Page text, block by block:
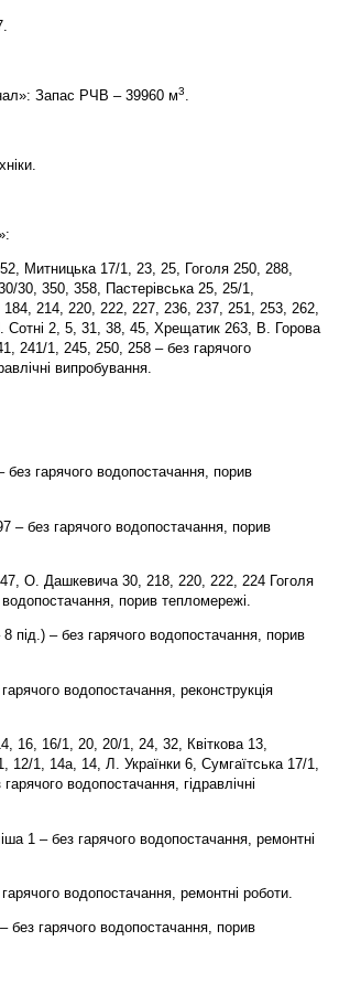
Запас РЧВ – 39960 м3.
Митницька 17/1, 23, 25, Гоголя 250, 288,
30, 350, 358, Пастерівська 25, 25/1,
184, 214, 220, 222, 227, 236, 237, 251, 253, 262,
Сотні 2, 5, 31, 38, 45, Хрещатик 263, В. Горова
241/1, 245, 250, 258 – без гарячого
випробування.
гарячого водопостачання, порив
– без гарячого водопостачання, порив
О. Дашкевича 30, 218, 220, 222, 224 Гоголя
порив тепломережі.
під.) – без гарячого водопостачання, порив
водопостачання, реконструкція
16, 16/1, 20, 20/1, 24, 32, Квіткова 13,
12/1, 14а, 14, Л. Українки 6, Сумгаїтська 17/1,
водопостачання, гідравлічні
1 – без гарячого водопостачання, ремонтні
водопостачання, ремонтні роботи.
без гарячого водопостачання, порив